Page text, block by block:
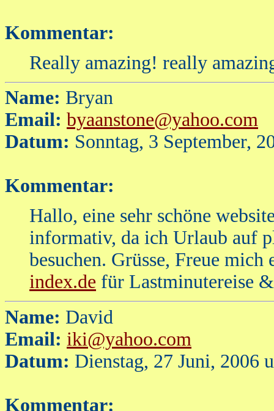
Kommentar:
Really amazing! really
Name: Bryan
Email: byaanstone@yahoo.com
Datum: Sonntag, 3 September,
Kommentar:
Hallo, eine sehr schöne
informativ, da ich Urlaub auf
besuchen. Grüsse, Freue
index.de für Lastminutereise
Name: David
Email: iki@yahoo.com
Datum: Dienstag, 27 Juni, 2006
Kommentar: